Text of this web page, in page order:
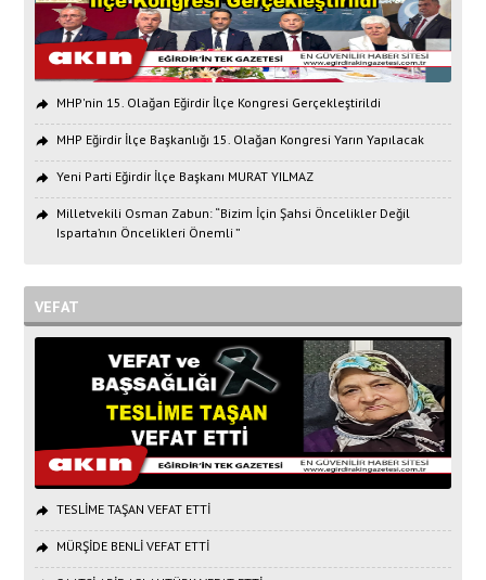
MHP'nin 15. Olağan Eğirdir İlçe Kongresi Gerçekleştirildi
MHP Eğirdir İlçe Başkanlığı 15. Olağan Kongresi Yarın Yapılacak
Yeni Parti Eğirdir İlçe Başkanı MURAT YILMAZ
Milletvekili Osman Zabun: “Bizim İçin Şahsi Öncelikler Değil
Isparta’nın Öncelikleri Önemli ”
VEFAT
TESLİME TAŞAN VEFAT ETTİ
MÜRŞİDE BENLİ VEFAT ETTİ